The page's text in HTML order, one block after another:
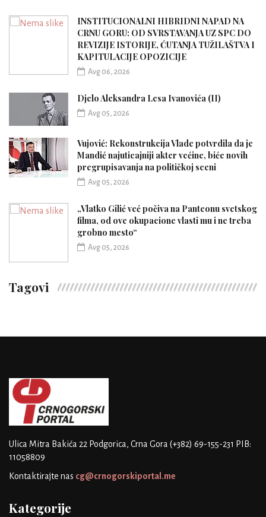
INSTITUCIONALNI HIBRIDNI NAPAD NA
CRNU GORU: OD SVRSTAVANJA UZ SPC DO
REVIZIJE ISTORIJE, ĆUTANJA TUŽILAŠTVA I
KAPITULACIJE OPOZICIJE
Avg 06, 2026
Djelo Aleksandra Lesa Ivanovića (II)
Avg 05, 2026
Vujović: Rekonstrukcija Vlade potvrdila da je
Mandić najuticajniji akter većine, biće novih
pregrupisavanja na političkoj sceni
Avg 05, 2026
„Vlatko Gilić već počiva na Panteonu svetskog
filma, od ove okupacione vlasti mu i ne treba
grobno mesto“
Avg 05, 2026
Tagovi
Ulica Mitra Bakića 22 Podgorica, Crna Gora (+382) 69-155-231 PIB:
11058809
Kontaktirajte nas cg@crnogorskiportal.me
Kategorije